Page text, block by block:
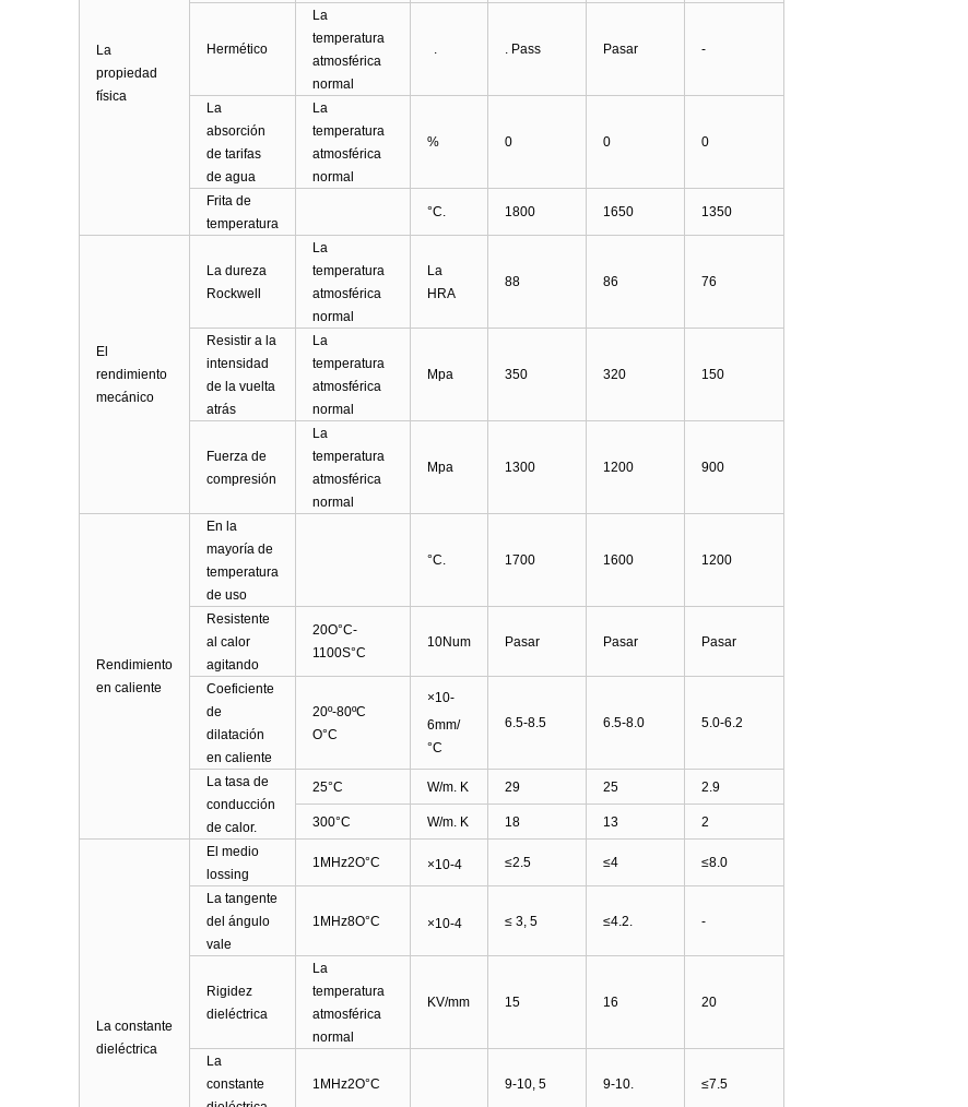
La
propiedad
física
Hermético
La
temperatura
atmosférica
normal
. . Pass Pasar -
La
absorción
de tarifas
de agua
La
temperatura
atmosférica
normal
% 0 0 0
Frita de
temperatura
°C. 1800 1650 1350
El
rendimiento
mecánico
La dureza
Rockwell
La
temperatura
atmosférica
normal
La
HRA
88 86 76
Resistir a la
intensidad
de la vuelta
atrás
La
temperatura
atmosférica
normal
Mpa 350 320 150
Fuerza de
compresión
La
temperatura
atmosférica
normal
Mpa 1300 1200 900
Rendimiento
en caliente
En la
mayoría de
temperatura
de uso
°C. 1700 1600 1200
Resistente
al calor
agitando
20O°C-
1100S°C
10Num Pasar Pasar Pasar
Coeficiente
de
dilatación
en caliente
20º-80ºC
O°C
×10-
6mm/
°C
6.5-8.5 6.5-8.0 5.0-6.2
La tasa de
conducción
de calor.
25°C W/m. K 29 25 2.9
300°C W/m. K 18 13 2
La constante
dieléctrica
El medio
lossing
1MHz2O°C ×10-4 ≤2.5 ≤4 ≤8.0
La tangente
del ángulo
vale
1MHz8O°C ×10-4 ≤ 3, 5 ≤4.2. -
Rigidez
dieléctrica
La
temperatura
atmosférica
normal
KV/mm 15 16 20
La
constante
1MHz2O°C 9-10, 5 9-10. ≤7.5